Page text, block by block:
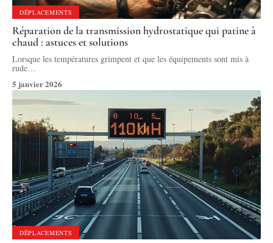
DÉPLACEMENTS
Réparation de la transmission hydrostatique qui patine à
chaud : astuces et solutions
Lorsque les températures grimpent et que les équipements sont mis à
rude…
5 janvier 2026
DÉPLACEMENTS